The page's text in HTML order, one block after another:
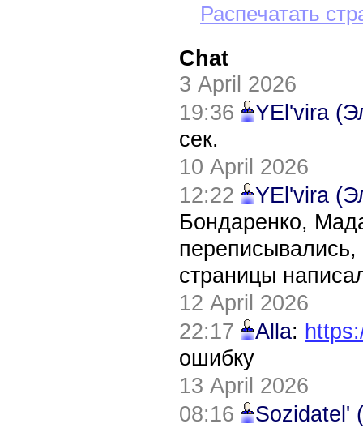
Распечатать
Chat
3 April 2026
19:36
YEl'vira
сек.
10 April 2026
12:22
YEl'vira
Бондаренко,
страницы
12 April 2026
22:17
Alla:
ошибку
13 April 2026
08:16
Sozidatel'